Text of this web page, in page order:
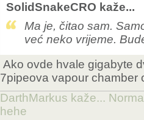
SolidSnakeCRO kaže...
Ma je, čitao sam.
već neko vrijeme.
Ako ovde hvale gigabyte
7pipeova vapour chamber
DarthMarkus kaže...
hehe